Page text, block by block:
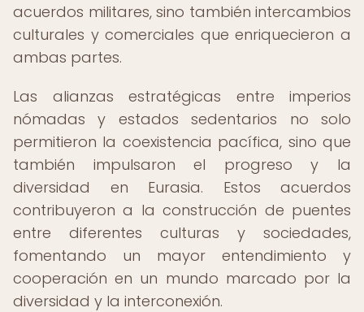
acuerdos militares, sino también intercambios
culturales y comerciales que enriquecieron a
ambas partes.
Las alianzas estratégicas entre imperios
nómadas y estados sedentarios no solo
permitieron la coexistencia pacífica, sino que
también impulsaron el progreso y la
diversidad en Eurasia. Estos acuerdos
contribuyeron a la construcción de puentes
entre diferentes culturas y sociedades,
fomentando un mayor entendimiento y
cooperación en un mundo marcado por la
diversidad y la interconexión.